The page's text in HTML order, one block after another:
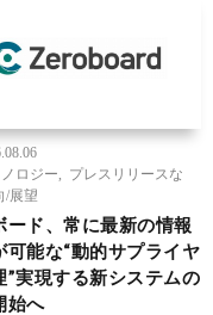
ロジー
プレスリリースな
/展望
ード、常に最新の情報
可能な“動的サプライヤ
”実現する新システムの
始へ